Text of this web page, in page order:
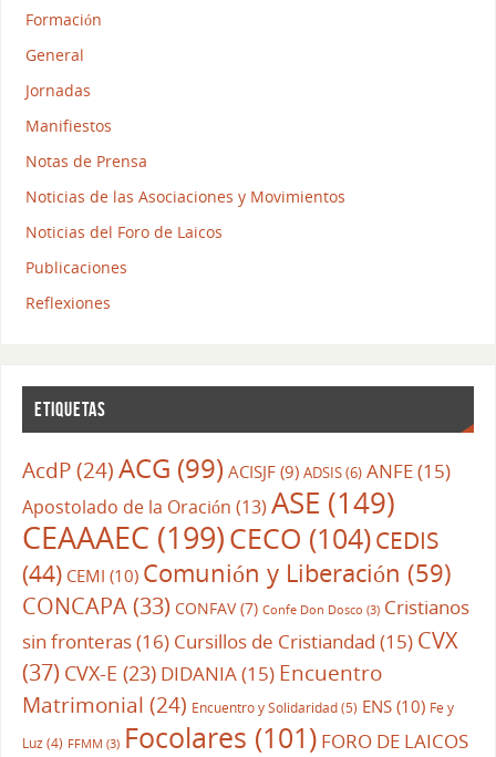
Formación
General
Jornadas
Manifiestos
Notas de Prensa
Noticias de las Asociaciones y Movimientos
Noticias del Foro de Laicos
Publicaciones
Reflexiones
ETIQUETAS
AcdP(24) ACG (99) ACISJF(9) ADSIS(6) ANFE(15)
Apostolado de la Oración (13) ASE (149)
CEAAAEC (199)CECO (104)CEDIS
(44) CEMI (10) Comunión y Liberación (59)
CONCAPA(33) CONFAV(7) Confe Don Dosco (3) Cristianos
sin fronteras(16) Cursillos de Cristiandad (15) CVX
(37) CVX-E (23) DIDANIA(15) Encuentro
Matrimonial (24) Encuentro y Solidaridad(5) ENS(10) Fe y
Luz (4) FFMM (3) Focolares (101) FORO DE LAICOS